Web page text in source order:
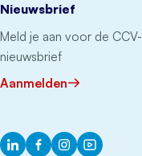
Nieuwsbrief
Meld je aan voor de CCV-
nieuwsbrief
Aanmelden
LinkedInFacebook
InstagramYouTube